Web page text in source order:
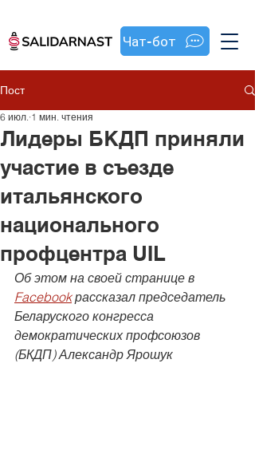
Чат-бот
Пост
Лидеры БКДП приняли
участие в съезде
итальянского
национального
профцентра UIL
6 июл. 1 мин. чтения
Об этом на своей странице в
Facebook рассказал председатель
Беларуского конгресса
демократических профсоюзов
(БКДП) Александр Ярошук